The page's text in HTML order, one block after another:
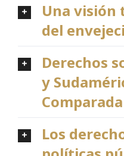
Una visión
del
Derechos
y
Comparada
Los